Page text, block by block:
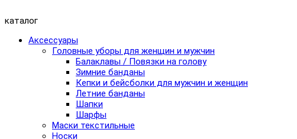
каталог
Аксессуары
Головные уборы для женщин и мужчин
Балаклавы / Повязки на голову
Зимние банданы
Кепки и бейсболки для мужчин и женщин
Летние банданы
Шапки
Шарфы
Маски текстильные
Носки